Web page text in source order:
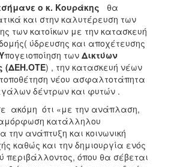
ο κ. Κουράκης θα
και στην καλυτέρευση των
των κατοίκων με την κατασκευή
ύδρευσης και αποχέτευσης
πογειοποίηση των Δικτύων
(ΔΕΗ.ΟΤΕ) , την κατασκευή νέων
νέου ασφαλτοτάπητα
δέντρων και φυτών .
ακόμη ότι «με την ανάπλαση,
κατάλληλου
την ανάπτυξη και κοινωνική
καθώς και την δημιουργία ενός
περιβάλλοντος, όπου θα σέβεται